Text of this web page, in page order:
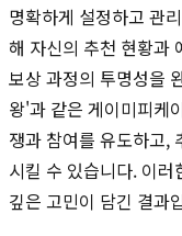
명확하게 설정하고 관
해 자신의 추천 현황과
보상 과정의 투명성을
왕'과 같은 게이미피케
쟁과 참여를 유도하고,
시킬 수 있습니다. 이
깊은 고민이 담긴 결과